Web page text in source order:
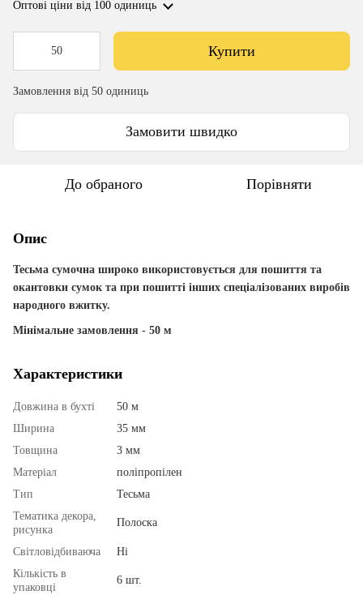
Оптові ціни від 100 одиниць
Купити
Замовлення від 50 одиниць
Замовити швидко
До обраного Порівняти
Опис
Тесьма сумочна широко використовується для пошиття та
окантовки сумок та при пошитті інших спеціалізованих виробів
народного вжитку.
Мінімальне замовлення - 50 м
Характеристики
Довжина в бухті
50 м
Ширина
35 мм
Товщина
3 мм
Матеріал
поліпропілен
Тип
Тесьма
Тематика декора,
рисунка
Полоска
Світловідбиваюча
Ні
Кількість в
упаковці
6 шт.